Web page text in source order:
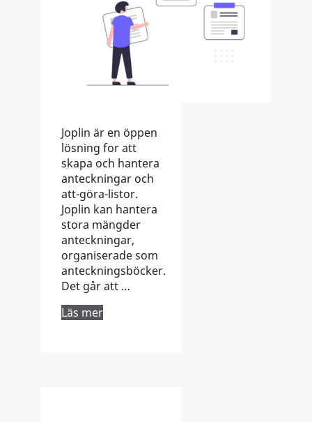
Joplin är en öppen
lösning for att
skapa och hantera
anteckningar och
att-göra-listor.
Joplin kan hantera
stora mängder
anteckningar,
organiserade som
anteckningsböcker.
Det går att …
Läs mer